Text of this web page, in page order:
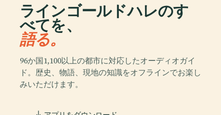
ラインゴールドハレのす
べてを、
語る。
96か国1,100以上の都市に対応したオーディオガイ
ド。歴史、物語、現地の知識をオフラインでお楽し
みいただけます。